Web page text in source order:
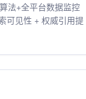
法+全平台数据监控
可见性 + 权威引用提